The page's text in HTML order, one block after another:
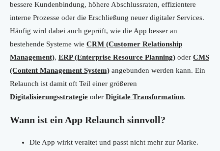
bessere Kundenbindung, höhere Abschlussraten, effizientere
interne Prozesse oder die Erschließung neuer digitaler Services.
Häufig wird dabei auch geprüft, wie die App besser an
bestehende Systeme wie CRM (Customer Relationship
Management), ERP (Enterprise Resource Planning) oder CMS
(Content Management System) angebunden werden kann. Ein
Relaunch ist damit oft Teil einer größeren
Digitalisierungsstrategie oder Digitale Transformation.
Wann ist ein App Relaunch sinnvoll?
Die App wirkt veraltet und passt nicht mehr zur Marke.